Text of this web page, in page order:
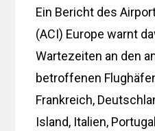
Ein Bericht des
(ACI) Europe warnt
Wartezeiten an den
betroffenen
Frankreich,
Island, Italien,